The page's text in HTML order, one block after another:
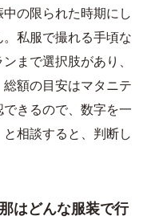
の限られた時期にし
私服で撮れる手頃な
まで選択肢があり、
額の目安はマタニテ
きるので、数字を一
相談すると、判断し
はどんな服装で行